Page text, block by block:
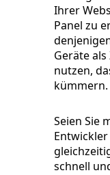
Ihrer
Panel zu
Geräte
nutzen,
kümmern.
Seien Sie
schnell